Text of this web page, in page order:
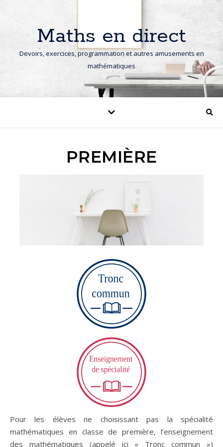
Maths en direct
Devoirs, exercices, programmation et autres amusements en
mathématiques
PREMIÈRE
Pour les élèves ne choisissant pas la spécialité
mathématiques en classe de première, l’enseignement
des mathématiques (appelé ici « Tronc commun »)